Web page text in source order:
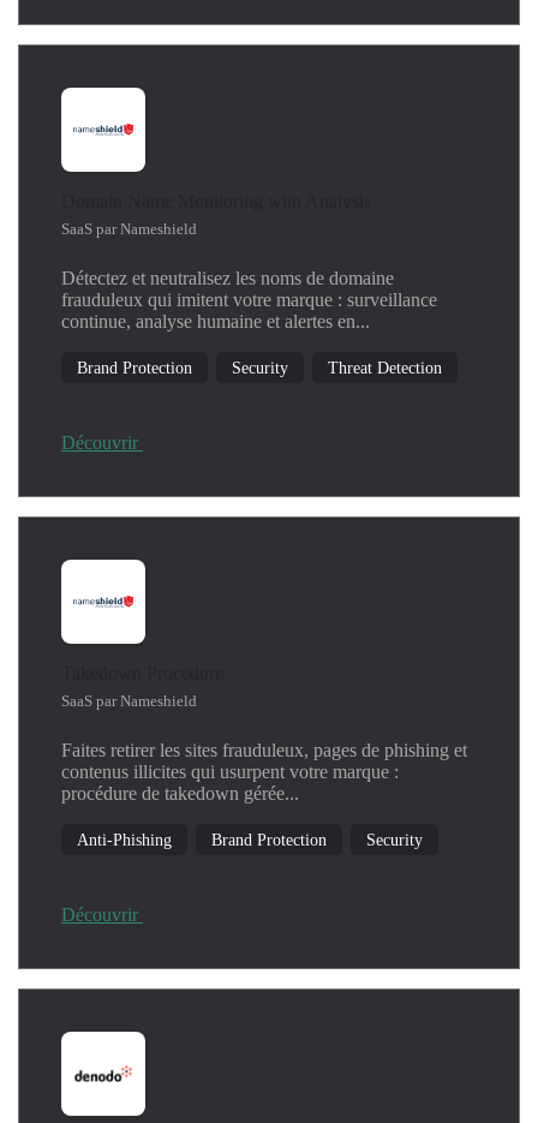
SaaS par Nameshield
Détectez et neutralisez les noms de domaine
frauduleux qui imitent votre marque : surveillance
continue, analyse humaine et alertes en...
Brand Protection Security Threat Detection
Découvrir
SaaS par Nameshield
Faites retirer les sites frauduleux, pages de phishing et
contenus illicites qui usurpent votre marque :
procédure de takedown gérée...
Anti-Phishing Brand Protection Security
Découvrir